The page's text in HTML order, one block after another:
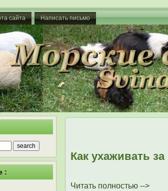
сайта Написать письмо
:
Как ухаживать
Читать полностью -->